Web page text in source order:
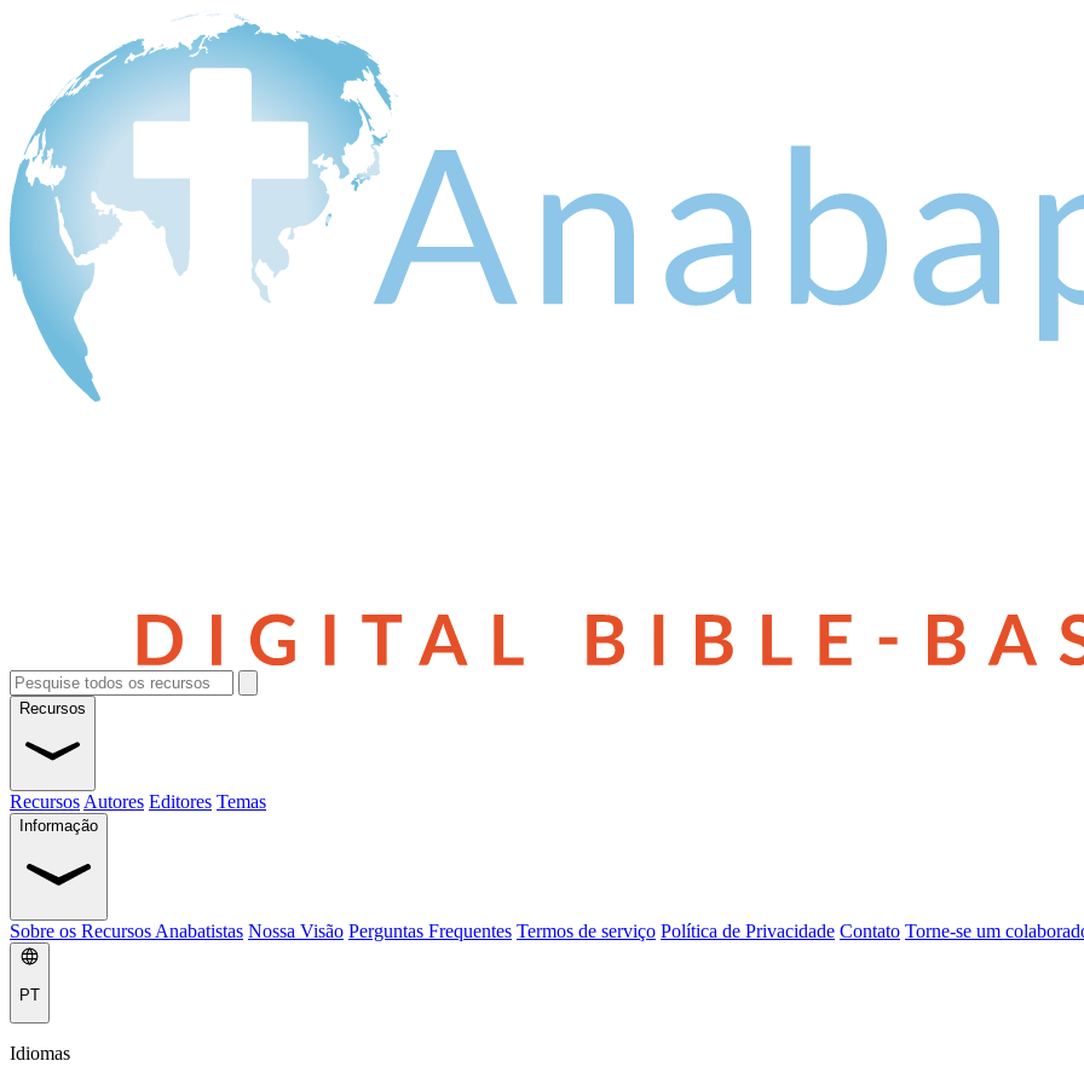
Recursos
Recursos Autores Editores Temas
Informação
Sobre os Recursos Anabatistas Nossa Visão Perguntas Frequentes Termos de serviço Política de Privacidade Contato Torne-se um
PT
Idiomas